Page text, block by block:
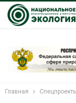
Главная